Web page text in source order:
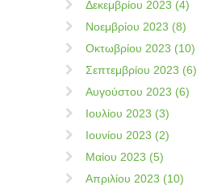
Δεκεμβρίου 2023 (4)
Νοεμβρίου 2023 (8)
Οκτωβρίου 2023 (10)
Σεπτεμβρίου 2023 (6)
Αυγούστου 2023 (6)
Ιουλίου 2023 (3)
Ιουνίου 2023 (2)
Μαίου 2023 (5)
Απριλίου 2023 (10)